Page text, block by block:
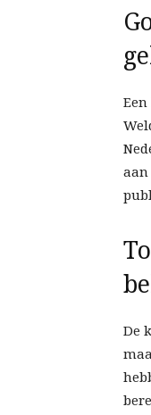
aan
De